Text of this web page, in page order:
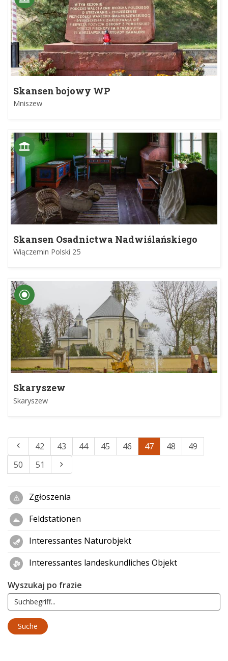
Skansen bojowy WP
Mniszew
Skansen Osadnictwa Nadwiślańskiego
Wiączemin Polski 25
Skaryszew
Skaryszew
42 43 44 45 46 47 48
49
50
51
Zgłoszenia
Feldstationen
Interessantes Naturobjekt
Interessantes landeskundliches Objekt
Wyszukaj po frazie